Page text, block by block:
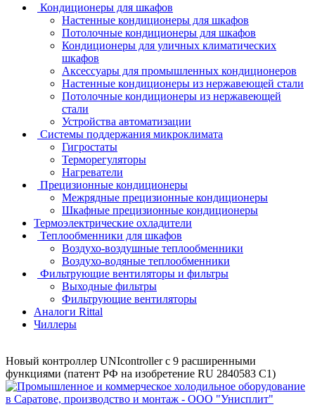
Кондиционеры для шкафов
Настенные кондиционеры для шкафов
Потолочные кондиционеры для шкафов
Кондиционеры для уличных климатических
шкафов
Аксессуары для промышленных кондиционеров
Настенные кондиционеры из нержавеющей стали
Потолочные кондиционеры из нержавеющей
стали
Устройства автоматизации
Системы поддержания микроклимата
Гигростаты
Терморегуляторы
Нагреватели
Прецизионные кондиционеры
Mежрядные прецизионные кондиционеры
Шкафные прецизионные кондиционеры
Термоэлектрические охладители
Теплообменники для шкафов
Воздухо-воздушные теплообменники
Воздухо-водяные теплообменники
Фильтрующие вентиляторы и фильтры
Выходные фильтры
Фильтрующие вентиляторы
Аналоги Rittal
Чиллеры
Новый контроллер UNIcontroller c 9 расширенными
функциями (патент РФ на изобретение RU 2840583 C1)